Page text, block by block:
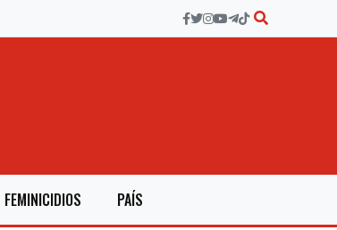
FEMINICIDIOS PAÍS